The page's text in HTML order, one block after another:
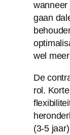
wanneer
gaan
wel
De
rol.
(3-5